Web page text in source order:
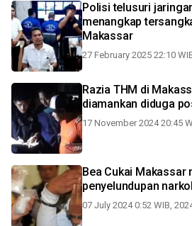
Polisi telusuri
menangkap
Makassar
27 February 2025 22:10
Razia THM di
diamankan diduga
17 November 2024 20:45
Bea Cukai Makassar
penyelundupan
07 July 2024 0:52 WIB,